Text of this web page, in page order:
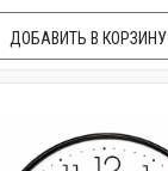
ДОБАВИТЬ В КОРЗИНУ